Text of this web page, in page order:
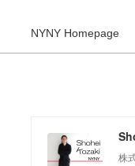
NYNY Homepage
株